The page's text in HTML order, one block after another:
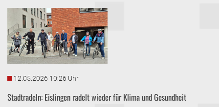
12.05.2026 10:26 Uhr
Stadtradeln: Eislingen radelt wieder für Klima und Gesundheit